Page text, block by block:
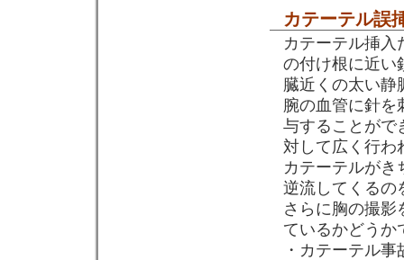
カテーテル誤
カテーテル挿入
の付け根に近い
臓近くの太い静
腕の血管に針を
与することがで
対して広く行わ
カテーテルがき
逆流してくるの
さらに胸の撮影
ているかどうか
・カテーテル